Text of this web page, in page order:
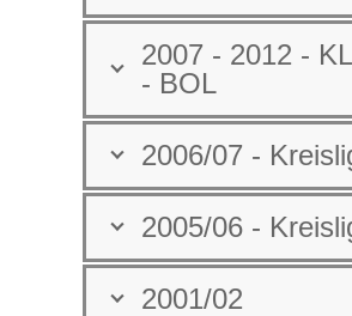
2007 - 2012 -
- BOL
2006/07 -
2005/06 -
2001/02